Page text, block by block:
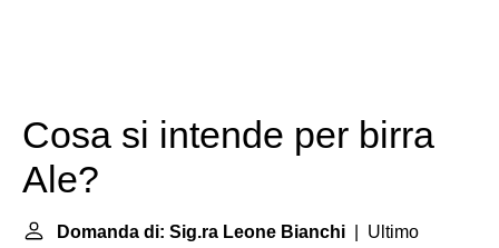
Cosa si intende per birra
Ale?
Domanda di: Sig.ra Leone Bianchi | Ultimo